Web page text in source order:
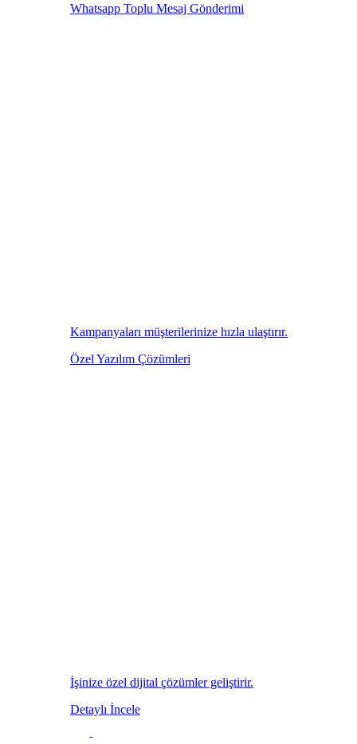
Whatsapp Toplu Mesaj Gönderimi
Kampanyaları müşterilerinize hızla ulaştırır.
Özel Yazılım Çözümleri
İşinize özel dijital çözümler geliştirir.
Detaylı İncele